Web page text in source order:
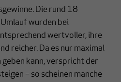
Die rund 18
wurden bei
wertvoller, ihre
reicher. Da es nur maximal
kann, verspricht der
– so scheinen manche